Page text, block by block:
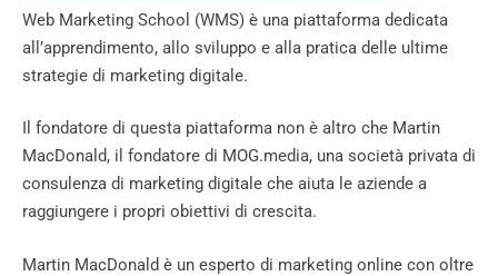
Web Marketing School (WMS) è una piattaforma dedicata
all’apprendimento, allo sviluppo e alla pratica delle ultime
strategie di marketing digitale.
Il fondatore di questa piattaforma non è altro che Martin
MacDonald, il fondatore di MOG.media, una società privata di
consulenza di marketing digitale che aiuta le aziende a
raggiungere i propri obiettivi di crescita.
Martin MacDonald è un esperto di marketing online con oltre